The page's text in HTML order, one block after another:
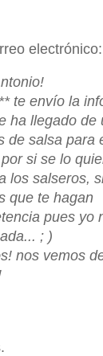
electrónico:
te envío la
ha llegado de
de salsa para
si se lo
los salseros,
que te hagan
pues yo
; )
nos vemos